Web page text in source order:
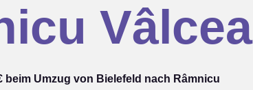
Vâlcea
beim Umzug von Bielefeld nach Râmnicu